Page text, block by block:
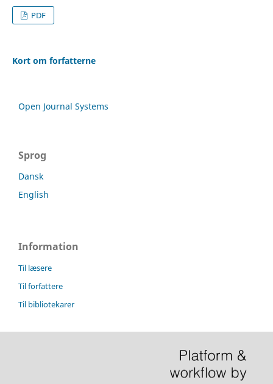
PDF
Kort om forfatterne
Open Journal Systems
Sprog
Dansk
English
Information
Til læsere
Til forfattere
Til bibliotekarer